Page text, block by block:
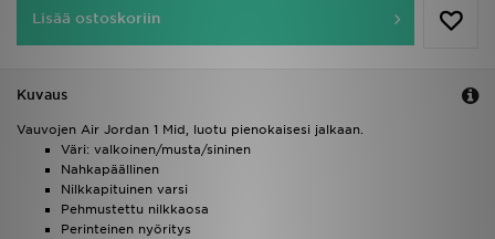
Lisää ostoskoriin
Kuvaus
Vauvojen Air Jordan 1 Mid, luotu pienokaisesi jalkaan.
Väri: valkoinen/musta/sininen
Nahkapäällinen
Nilkkapituinen varsi
Pehmustettu nilkkaosa
Perinteinen nyöritys